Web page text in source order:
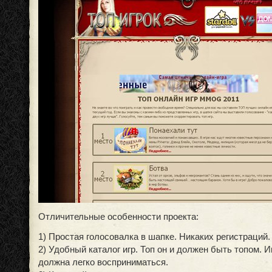
Отличительные особенности проекта:
1) Простая голосовалка в шапке. Никаких регистраций.
2) Удобный каталог игр. Топ он и должен быть топом.
должна легко восприниматься.